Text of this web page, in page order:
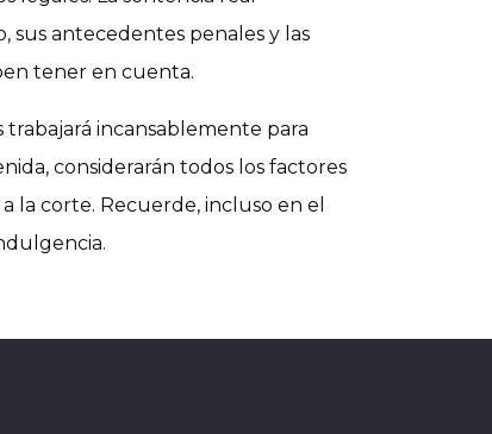
sus antecedentes penales y las
tener en cuenta.
incansablemente para
considerarán todos los factores
la corte. Recuerde, incluso en el